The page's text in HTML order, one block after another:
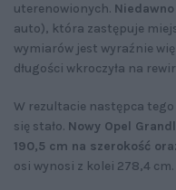
uterenowionych. Niedawno
auto), która zastępuje
wymiarów jest wyraźnie
długości wkroczyła na
W rezultacie następca
się stało. Nowy Opel
190,5 cm na szerokość
osi wynosi z kolei 278,4 cm.